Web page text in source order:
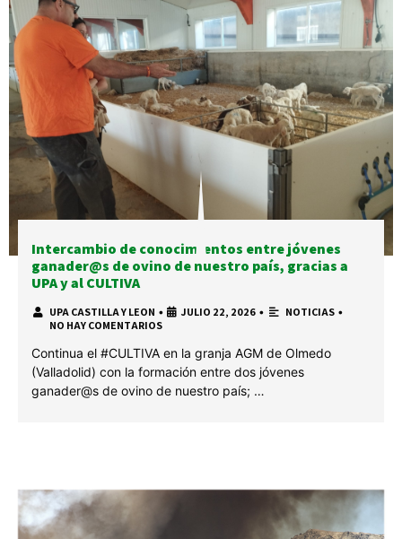
Intercambio de conocimientos entre jóvenes
ganader@s de ovino de nuestro país, gracias a
UPA y al CULTIVA
UPA CASTILLA Y LEON • JULIO 22, 2026 • NOTICIAS •
NO HAY COMENTARIOS
Continua el #CULTIVA en la granja AGM de Olmedo
(Valladolid) con la formación entre dos jóvenes
ganader@s de ovino de nuestro país; …